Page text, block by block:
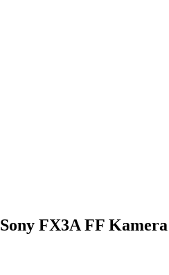
Sony FX3A FF Kamera